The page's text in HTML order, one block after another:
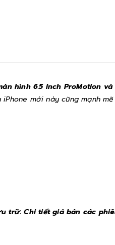
hình 6.5 inch ProMotion
mới này cũng mạnh
trữ. Chi tiết giá bán các